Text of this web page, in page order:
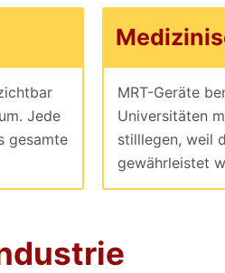
Jede
gesamte
MRT-Geräte
Universitäten
stilllegen, weil
gewährleistet